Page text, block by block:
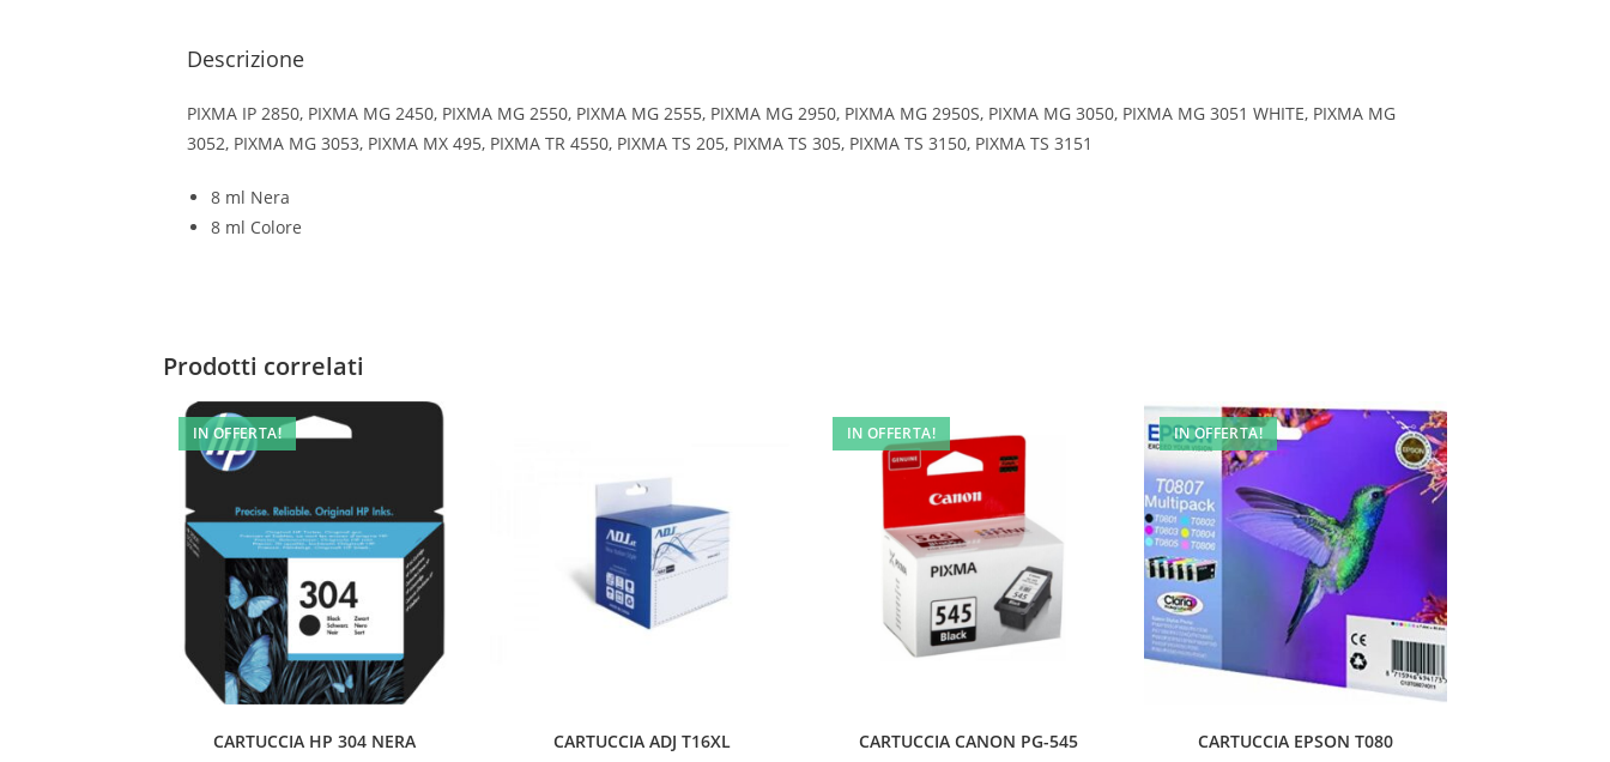
Descrizione
PIXMA IP 2850, PIXMA MG 2450, PIXMA MG 2550, PIXMA MG 2555, PIXMA MG 2950, PIXMA MG 2950S, PIXMA MG 3050, PIXMA MG 3051 WHITE, PIXMA MG
3052, PIXMA MG 3053, PIXMA MX 495, PIXMA TR 4550, PIXMA TS 205, PIXMA TS 305, PIXMA TS 3150, PIXMA TS 3151
8 ml Nera
8 ml Colore
Prodotti correlati
IN OFFERTA!
CARTUCCIA HP 304 NERA CARTUCCIA ADJ T16XL
IN OFFERTA!
CARTUCCIA CANON PG-545
IN OFFERTA!
CARTUCCIA EPSON T080